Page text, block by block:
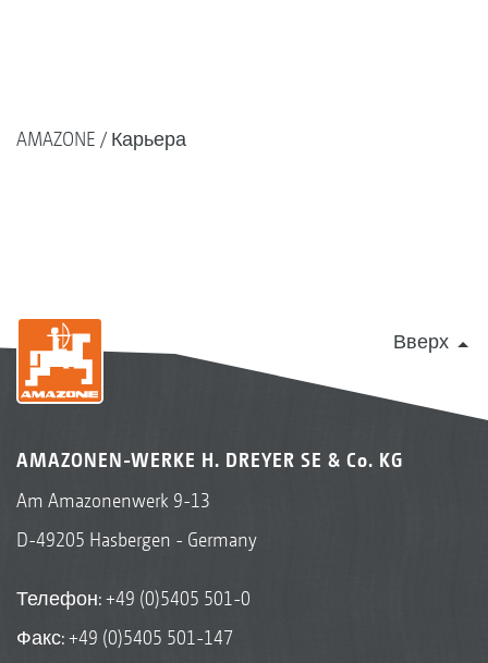
AMAZONE Карьера
Вверх
AMAZONEN-WERKE H. DREYER SE & Co. KG
Am Amazonenwerk 9-13
D-49205 Hasbergen - Germany
Телефон:+49 (0)5405 501-0
Факс: +49 (0)5405 501-147